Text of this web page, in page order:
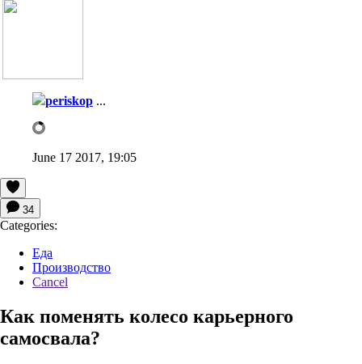
periskop ...
June 17 2017, 19:05
34
Categories:
Еда
Производство
Cancel
Как поменять колесо карьерного
самосвала?